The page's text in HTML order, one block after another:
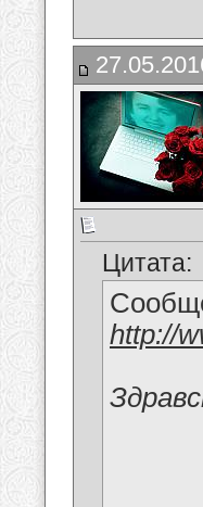
Цитата:
http://